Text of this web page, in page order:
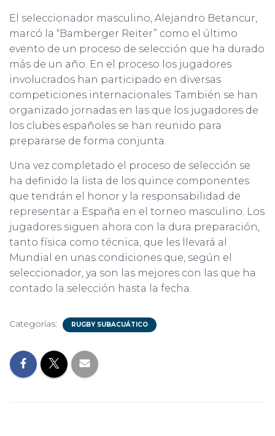
El seleccionador masculino, Alejandro Betancur,
marcó la “Bamberger Reiter” como el último
evento de un proceso de selección que ha durado
más de un año. En el proceso los jugadores
involucrados han participado en diversas
competiciones internacionales. También se han
organizado jornadas en las que los jugadores de
los clubes españoles se han reunido para
prepararse de forma conjunta.
Una vez completado el proceso de selección se
ha definido la lista de los quince componentes
que tendrán el honor y la responsabilidad de
representar a España en el torneo masculino. Los
jugadores siguen ahora con la dura preparación,
tanto física como técnica, que les llevará al
Mundial en unas condiciones que, según el
seleccionador, ya son las mejores con las que ha
contado la selección hasta la fecha.
Categorías: RUGBY SUBACUÁTICO